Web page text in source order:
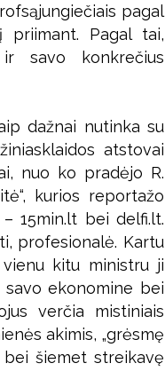
pagal
priimant. Pagal tai,
savo konkrečius
dažnai nutinka su
atstovai
nuo ko pradėjo R.
kurios reportažo
15min.lt bei delfi.lt.
profesionalė. Kartu
kitu ministru ji
ekonomine bei
verčia mistiniais
akimis, „grėsmę
šiemet streikavę